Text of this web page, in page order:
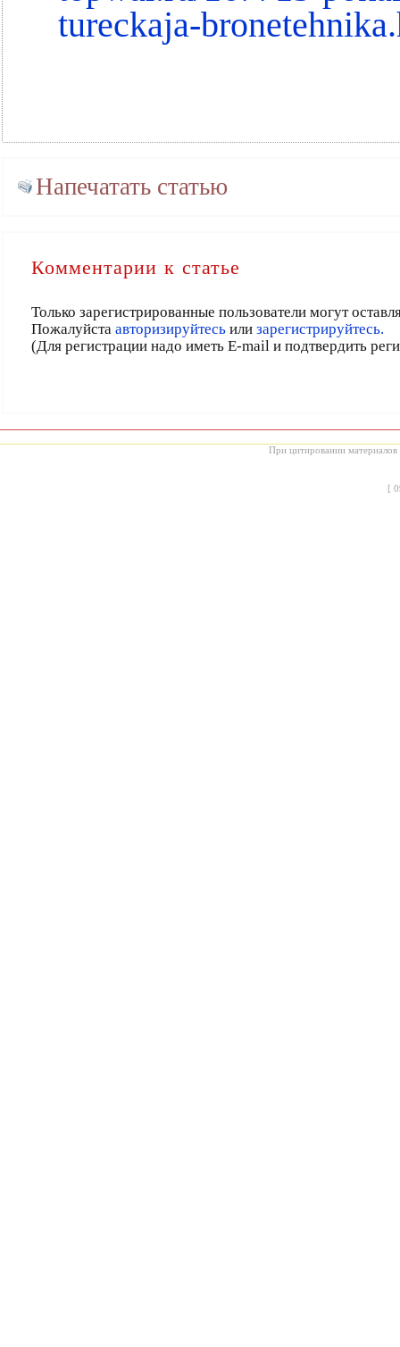
tureckaja-
Напечатать статью
Комментарии к статье
Только зарегистрированные пользователи могут
Пожалуйста авторизируйтесьили зарегистрируйтесь.
(Для регистрации надо иметь E-mail и подтвердить
При цитировании материалов
[